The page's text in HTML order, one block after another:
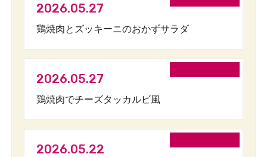
2026.05.27
鶏焼肉とズッキーニのおかずサラダ
2026.05.27
鶏焼肉でチーズタッカルビ風
2026.05.22